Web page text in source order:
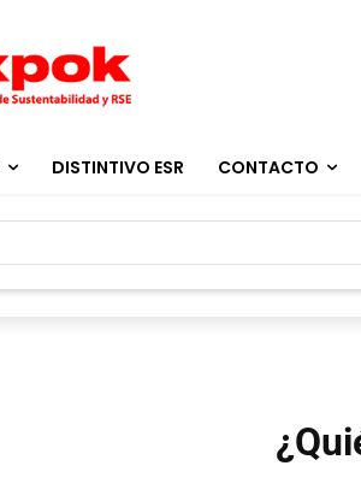
DISTINTIVO ESR CONTACTO